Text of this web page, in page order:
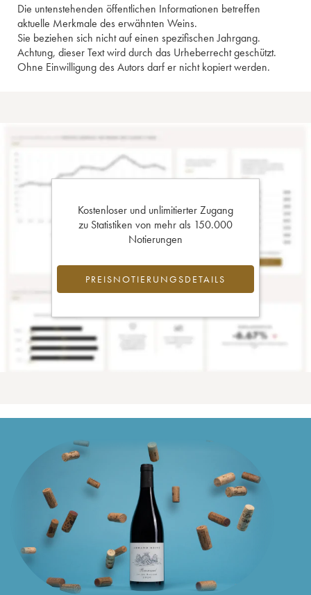
Die untenstehenden öffentlichen Informationen betreffen
aktuelle Merkmale des erwähnten Weins.
Sie beziehen sich nicht auf einen spezifischen Jahrgang.
Achtung, dieser Text wird durch das Urheberrecht geschützt.
Ohne Einwilligung des Autors darf er nicht kopiert werden.
Kostenloser und unlimitierter Zugang
zu Statistiken von mehr als 150.000
Notierungen
PREISNOTIERUNGSDETAILS